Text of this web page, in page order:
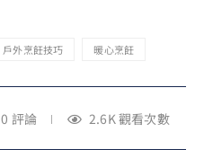
戶外烹飪技巧 暖心烹飪
0 評論 2.6K 觀看次數